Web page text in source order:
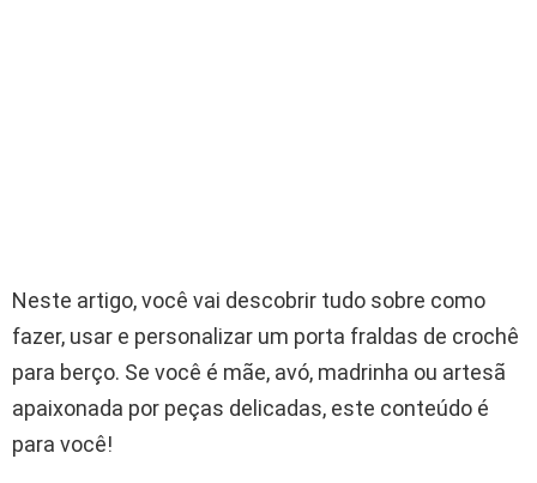
Neste artigo, você vai descobrir tudo sobre como
fazer, usar e personalizar um porta fraldas de crochê
para berço. Se você é mãe, avó, madrinha ou artesã
apaixonada por peças delicadas, este conteúdo é
para você!